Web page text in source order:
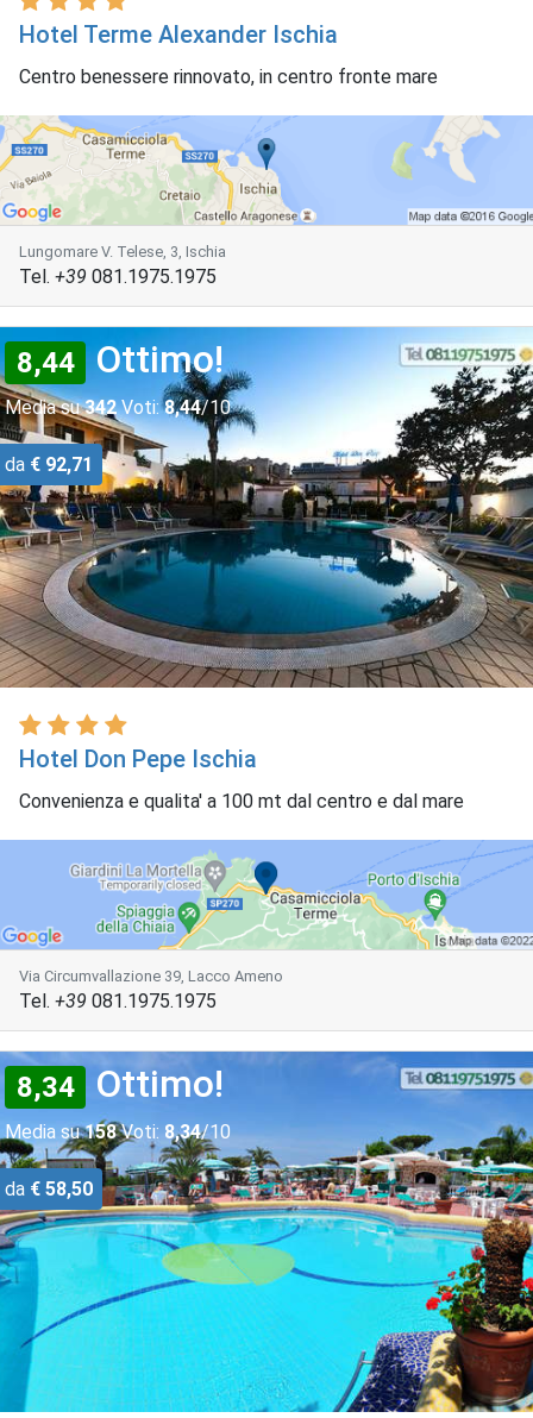
Hotel Terme Alexander Ischia
Centro benessere rinnovato, in centro fronte mare
Lungomare V. Telese, 3, Ischia
Tel. +39 081.1975.1975
8,44 Ottimo!
Media su342Voti: 8,44/10
da € 92,71
Hotel Don Pepe Ischia
Convenienza e qualita' a 100 mt dal centro e dal mare
Via Circumvallazione 39, Lacco Ameno
Tel. +39 081.1975.1975
8,34 Ottimo!
Media su158Voti: 8,34/10
da € 58,50